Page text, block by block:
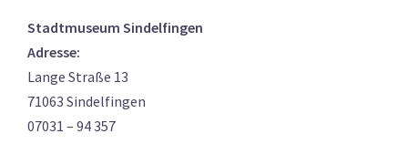
Stadtmuseum Sindelfingen
Adresse:
Lange Straße 13
71063 Sindelfingen
07031 – 94 357